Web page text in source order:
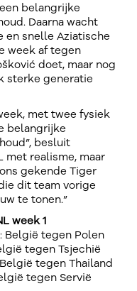
belangrijke
Daarna wacht
en snelle Aziatische
week af tegen
doet, maar nog
sterke generatie
met twee fysiek
belangrijke
besluit
met realisme, maar
gekende Tiger
dit team vorige
te tonen.”
week 1
België tegen Polen
tegen Tsjechië
tegen Thailand
tegen Servië